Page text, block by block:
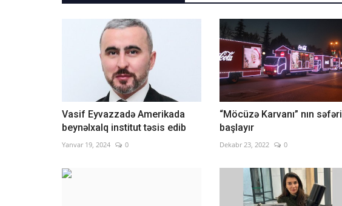
Vasif Eyvazzadə Amerikada
beynəlxalq institut təsis edib
Yanvar 19, 2024 0
“Möcüzə Karvanı” nın səfəri
başlayır
Dekabr 23, 2022 0